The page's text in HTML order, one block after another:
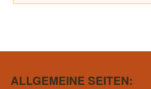
ALLGEMEINE SEITEN: